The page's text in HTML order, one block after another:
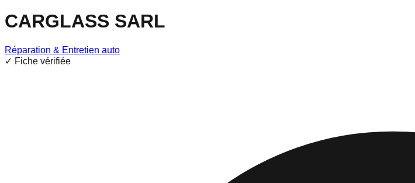
CARGLASS SARL
Réparation & Entretien auto
✓ Fiche vérifiée